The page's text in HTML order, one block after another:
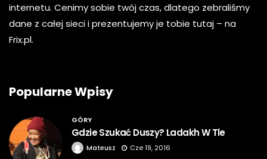
internetu. Cenimy sobie twój czas, dlatego zebraliśmy
dane z całej sieci i prezentujemy je tobie tutaj – na
Frix.pl.
Popularne Wpisy
GÓRY
Gdzie Szukać Duszy? Ladakh W Tle
Mateusz Cze 19, 2016